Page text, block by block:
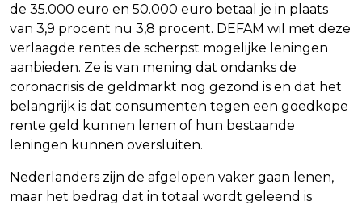
de 35.000 euro en 50.000 euro betaal je in plaats
van 3,9 procent nu 3,8 procent. DEFAM wil met deze
verlaagde rentes de scherpst mogelijke leningen
aanbieden. Ze is van mening dat ondanks de
coronacrisis de geldmarkt nog gezond is en dat het
belangrijk is dat consumenten tegen een goedkope
rente geld kunnen lenen of hun bestaande
leningen kunnen oversluiten.
Nederlanders zijn de afgelopen vaker gaan lenen,
maar het bedrag dat in totaal wordt geleend is